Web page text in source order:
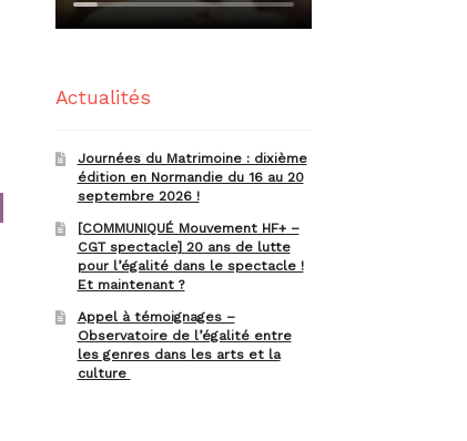
Actualités
Journées du Matrimoine : dixième
édition en Normandie du 16 au 20
septembre 2026 !
[COMMUNIQUÉ Mouvement HF+ –
CGT spectacle] 20 ans de lutte
pour l’égalité dans le spectacle !
Et maintenant ?
Appel à témoignages –
Observatoire de l’égalité entre
les genres dans les arts et la
culture